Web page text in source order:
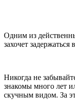
Одним из
захочет задержаться
Никогда не
знакомы много лет
скучным видом. За